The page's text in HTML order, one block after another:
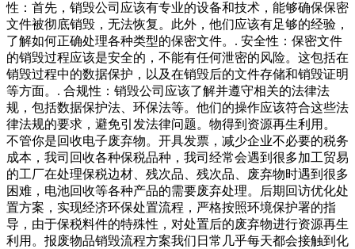
性：首先，销毁公司应该有专业的设备和技术，能够确保保密
文件被彻底销毁，无法恢复。此外，他们应该有足够的经验，
了解如何正确处理各种类型的保密文件。. 安全性：保密文件
的销毁过程应该是安全的，不能有任何泄密的风险。这包括在
销毁过程中的数据保护，以及在销毁后的文件存储和销毁证明
等方面。. 合规性：销毁公司应该了解并遵守相关的法律法
规，包括数据保护法、环保法等。他们的操作应该符合这些法
律法规的要求，避免引发法律问题。物得到资源再生利用。
不管你是回收电子废弃物。开具发票，减少企业不必要的税务
成本，我司回收各种保税品种，我司经常会遇到很多加工贸易
的工厂在处理保税边材、残次品、残次品、废弃物时遇到很多
困难，电池回收等各种产品的需要废弃处理。后期回访优化处
置方案，实现经济环保处置流程，严格按照环境保护署的指
导，由于保税料件的特殊性，对处置后的废弃物进行资源再生
利用。报废物品销毁流程方案我们日常几乎每天都会接触到化